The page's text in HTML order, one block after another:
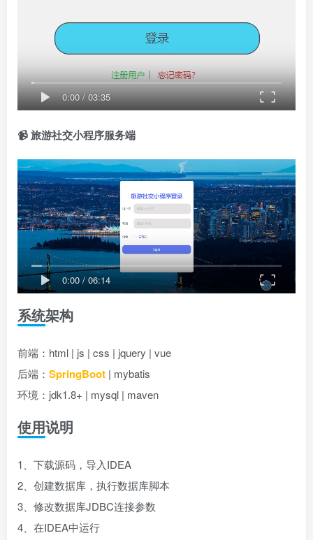
0:00/03:35
📹 旅游社交小程序服务端
0:00 / 06:14
系统架构
前端：html | js | css | jquery | vue
后端： SpringBoot | mybatis
环境：jdk1.8+ | mysql | maven
使用说明
1、下载源码，导入IDEA
2、创建数据库，执行数据库脚本
3、修改数据库JDBC连接参数
4、在IDEA中运行